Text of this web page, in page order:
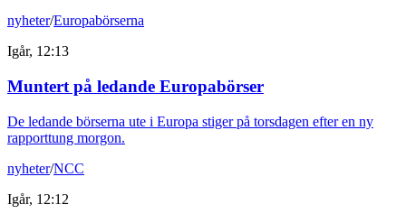
nyheter/Europabörserna
Igår, 12:13
Muntert på ledande Europabörser
De ledande börserna ute i Europa stiger på torsdagen efter en ny
rapporttung morgon.
nyheter/NCC
Igår, 12:12